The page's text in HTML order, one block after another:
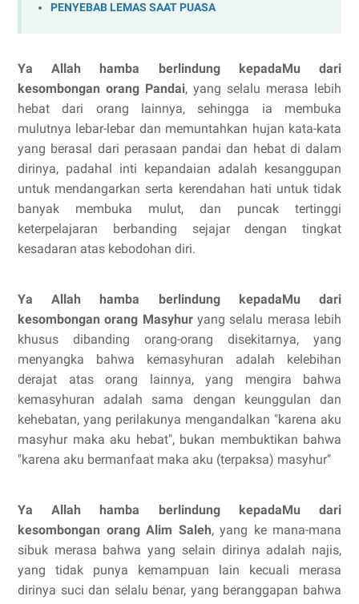
PENYEBAB LEMAS SAAT PUASA
Ya Allah hamba berlindung kepadaMu dari
kesombongan orang Pandai, yang selalu merasa lebih
hebat dari orang lainnya, sehingga ia membuka
mulutnya lebar-lebar dan memuntahkan hujan kata-kata
yang berasal dari perasaan pandai dan hebat di dalam
dirinya, padahal inti kepandaian adalah kesanggupan
untuk mendangarkan serta kerendahan hati untuk tidak
banyak
membuka mulut, dan puncak tertinggi
keterpelajaran berbanding sejajar dengan
tingkat
kesadaran atas kebodohan diri.
Ya Allah hamba berlindung kepadaMu dari
kesombongan orang Masyhuryang selalu merasa lebih
khusus dibanding orang-orang disekitarnya, yang
menyangka bahwa kemasyhuran adalah kelebihan
derajat atas orang lainnya,
yang mengira bahwa
kemasyhuran adalah sama dengan keunggulan dan
kehebatan, yang perilakunya mengandalkan "karena aku
masyhur maka aku hebat", bukan membuktikan bahwa
"karena aku bermanfaat maka aku (terpaksa) masyhur"
Ya Allah hamba berlindung kepadaMu dari
kesombongan orang A lim Saleh, yang ke mana-mana
sibuk merasa bahwa yang selain dirinya adalah najis,
yang tidak
punya kemampuan lain kecuali merasa
dirinya suci dan selalu benar, yang beranggapan bahwa